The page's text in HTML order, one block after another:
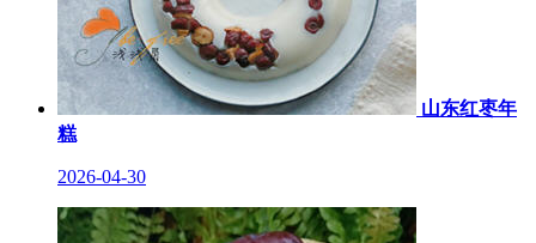
山东红枣年
糕
2026-04-30